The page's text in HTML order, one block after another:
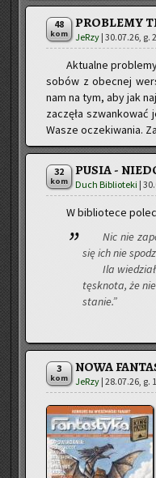
48
kom
PROBLEMY
JeRzy | 30.07.26, g.
Ak­tu­al­ne
so­bów z obec­nej
nam na tym, aby jak
za­czę­ła
Wasze ocze­ki­wa­nia.
32
kom
PUSIA -
Duch Biblioteki |
W bi­blio­te­ce
Nic nie
się ich nie
Ila
tę­sk­no­ta, że
sta­nie.”
3
kom
NOWA
JeRzy | 28.07.26, g.